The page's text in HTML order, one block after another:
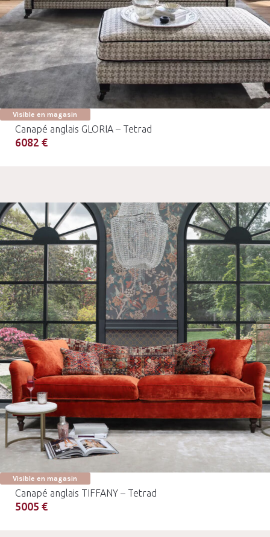
Visible en magasin
Canapé anglais GLORIA – Tetrad
6082 €
Visible en magasin
Canapé anglais TIFFANY – Tetrad
5005 €